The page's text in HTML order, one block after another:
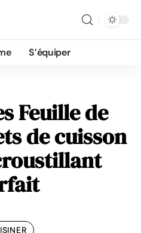
S’équiper
Feuille de
de cuisson